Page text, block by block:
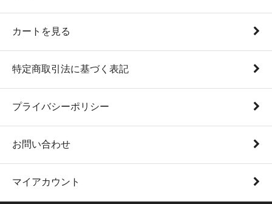
カートを見る
特定商取引法に基づく表記
プライバシーポリシー
お問い合わせ
マイアカウント